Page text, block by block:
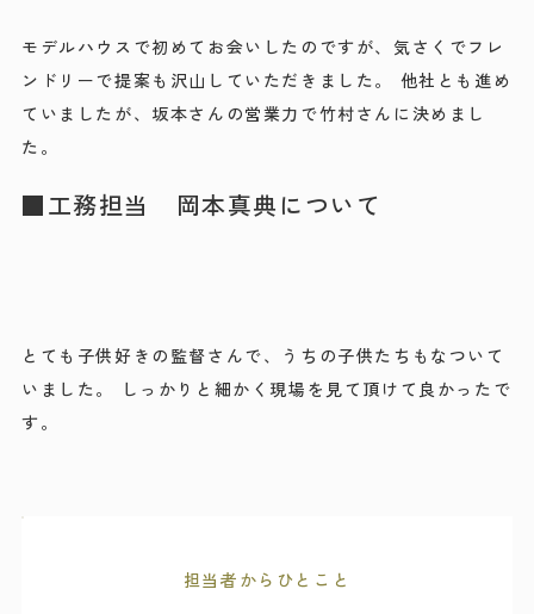
モデルハウスで初めてお会いしたのですが、気さくでフレ
ンドリーで提案も沢山していただきました。 他社とも進め
ていましたが、坂本さんの営業力で竹村さんに決めまし
た。
■工務担当 岡本真典について
とても子供好きの監督さんで、うちの子供たちもなついて
いました。 しっかりと細かく現場を見て頂けて良かったで
す。
担当者からひとこと